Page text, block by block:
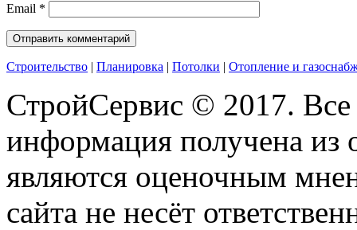
Email *
Строительство | Планировка | Потолки | Отопление и
СтройСервис © 2017.
информация получена из
являются оценочным
сайта не несёт